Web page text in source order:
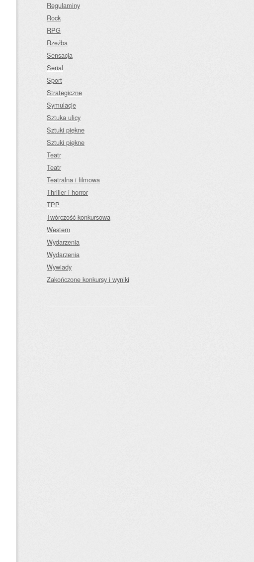
Regulaminy
Rock
RPG
Rzeźba
Sensacja
Serial
Sport
Strategiczne
Symulacje
Sztuka ulicy
Sztuki piękne
Sztuki piękne
Teatr
Teatr
Teatralna i filmowa
Thriller i horror
TPP
Twórczość konkursowa
Western
Wydarzenia
Wydarzenia
Wywiady
Zakończone konkursy i wyniki